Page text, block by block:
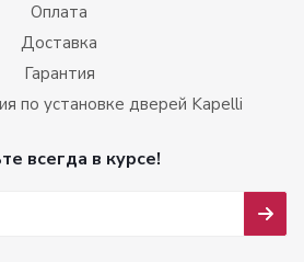
Оплата
Доставка
Гарантия
по установке дверей Kapelli
всегда в курсе!